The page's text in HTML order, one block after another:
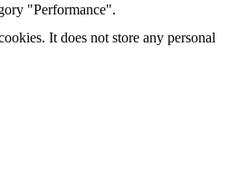
"Performance".
It does not store any personal